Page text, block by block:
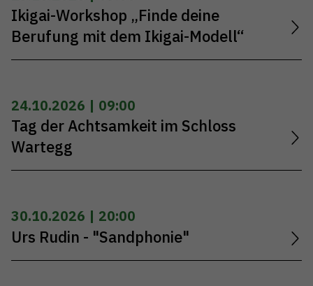
Ikigai-Workshop „Finde deine
Berufung mit dem Ikigai-Modell“
24.10.2026 | 09:00
Tag der Achtsamkeit im Schloss
Wartegg
30.10.2026 | 20:00
Urs Rudin - "Sandphonie"